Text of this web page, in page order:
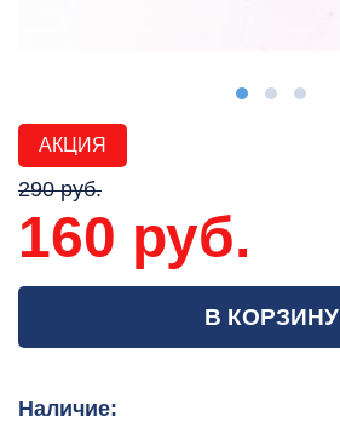
АКЦИЯ
290 руб.
160 руб.
В КОРЗИНУ
Наличие: